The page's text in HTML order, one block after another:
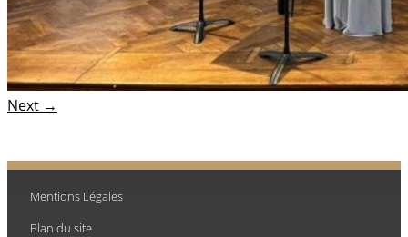
Next →
Mentions Légales
Plan du site